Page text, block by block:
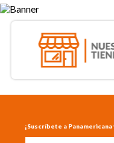
¡Suscríbete a